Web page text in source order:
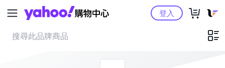
Yahoo購物中心登入